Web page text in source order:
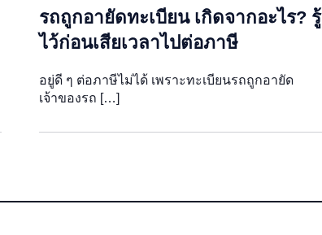
รถถูกอายัดทะเบียน เกิดจากอะไร? รู้
ไว้ก่อนเสียเวลาไปต่อภาษี
อยู่ดี ๆ ต่อภาษีไม่ได้ เพราะทะเบียนรถถูกอายัด
เจ้าของรถ […]